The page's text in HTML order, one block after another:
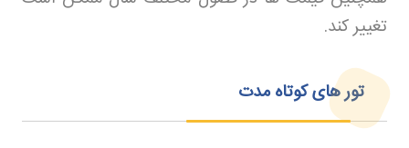
تغییر کند.
تور های کوتاه مدت